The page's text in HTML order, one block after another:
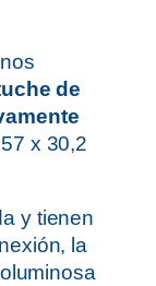
de
x 30,2
y tienen
la